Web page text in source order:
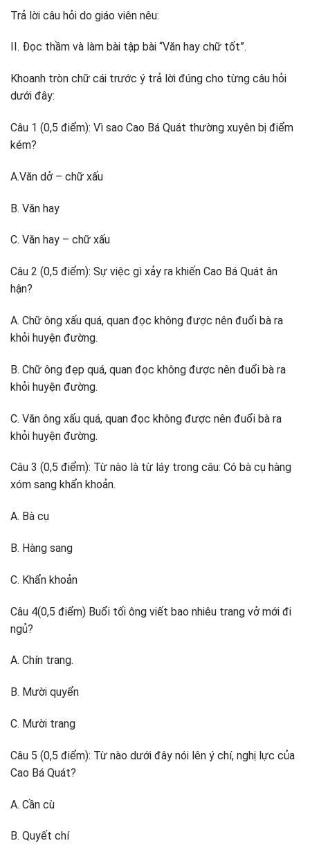
Trả lời câu hỏi do giáo viên nêu:
II. Đọc thầm và làm bài tập bài “Văn hay chữ tốt”.
Khoanh tròn chữ cái trước ý trả lời đúng cho từng câu hỏi
dưới đây:
Câu 1 (0,5 điểm): Vì sao Cao Bá Quát thường xuyên bị điểm
kém?
A.Văn dở – chữ xấu
B. Văn hay
C. Văn hay – chữ xấu
Câu 2 (0,5 điểm): Sự việc gì xảy ra khiến Cao Bá Quát ân
hận?
A. Chữ ông xấu quá, quan đọc không được nên đuổi bà ra
khỏi huyện đường.
B. Chữ ông đẹp quá, quan đọc không được nên đuổi bà ra
khỏi huyện đường.
C. Văn ông xấu quá, quan đọc không được nên đuổi bà ra
khỏi huyện đường.
Câu 3 (0,5 điểm): Từ nào là từ láy trong câu: Có bà cụ hàng
xóm sang khẩn khoản.
A. Bà cụ
B. Hàng sang
C. Khẩn khoản
Câu 4(0,5 điểm) Buổi tối ông viết bao nhiêu trang vở mới đi
ngủ?
A. Chín trang.
B. Mười quyển
C. Mười trang
Câu 5 (0,5 điểm): Từ nào dưới đây nói lên ý chí, nghị lực của
Cao Bá Quát?
A. Cần cù
B. Quyết chí